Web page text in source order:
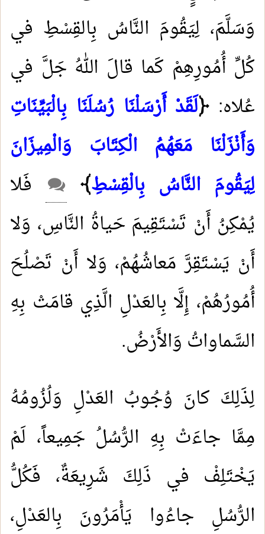
وَسَلَّمَ، لِيَقُومَ النَّاسُ بِالقِسْطِ في
كُلِّ أُمُورِهِمْ كَما قالَ اللهُ جَلَّ في
عُلاه:﴿لَقَدْ أَرْسَلْنَا رُسُلَنَا بِالْبَيِّنَاتِ
وَأَنْزَلْنَا مَعَهُمُ الْكِتَابَ وَالْمِيزَانَ
لِيَقُومَ النَّاسُ بِالْقِسْطِ﴾
فَلا
يُمْكِنُ أَنْ تَسْتَقِيمَ حَياةُ النَّاسِ، وَلا
أَنْ يَسْتَقِرَّ مَعاشُهُمْ، وَلا أَنْ تَصْلُحَ
أُمُورُهُمْ، إِلَّا بِالعَدْلِ الَّذِي قامَتْ بِهِ
السَّماواتُ وَالأَرْضُ.
لِذَلِكَ كانَ وُجُوبُ العَدْلِ وَلُزُومُهُ
مِمَّا جاءَتْ بِهِ الرُّسُلُ جَمِيعاً، لَمْ
يَخْتَلِفْ في ذَلِكَ شَرِيعَةٌ، فَكُلُّ
الرُّسُلِ جاءُوا يَأْمَرُونَ بِالعَدْلِ،